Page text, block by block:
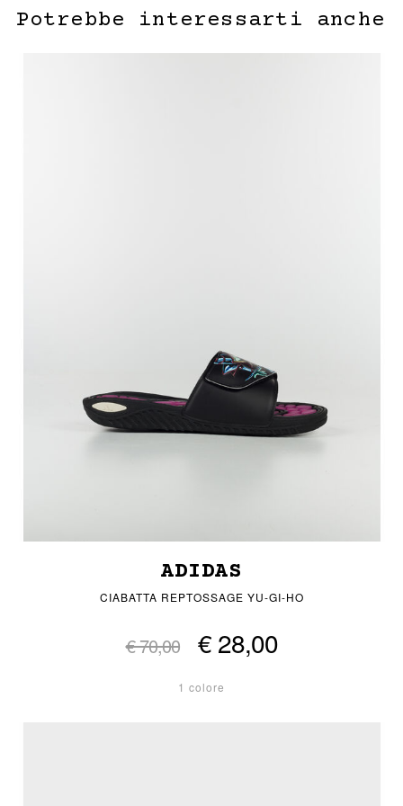
Potrebbe interessarti anche
ADIDAS
CIABATTA REPTOSSAGE YU-GI-HO
€ 70,00 € 28,00
1 colore